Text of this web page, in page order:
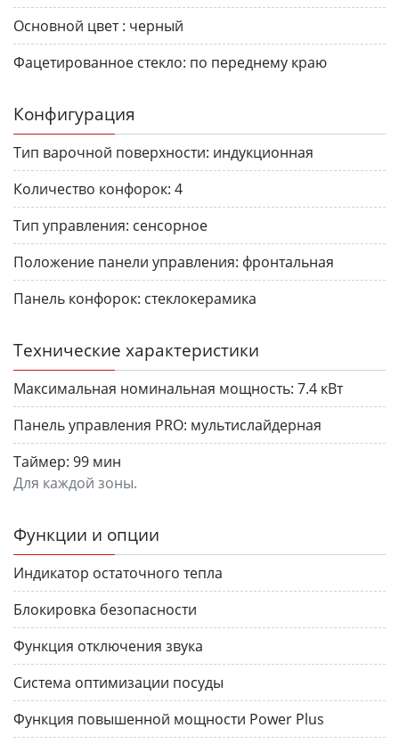
Основной цвет : черный
Фацетированное стекло: по переднему краю
Конфигурация
Тип варочной поверхности: индукционная
Количество конфорок: 4
Тип управления: сенсорное
Положение панели управления: фронтальная
Панель конфорок: стеклокерамика
Технические характеристики
Максимальная номинальная мощность: 7.4 кВт
Панель управления PRO: мультислайдерная
Таймер: 99 мин
Для каждой зоны.
Функции и опции
Индикатор остаточного тепла
Блокировка безопасности
Функция отключения звука
Система оптимизации посуды
Функция повышенной мощности Power Plus